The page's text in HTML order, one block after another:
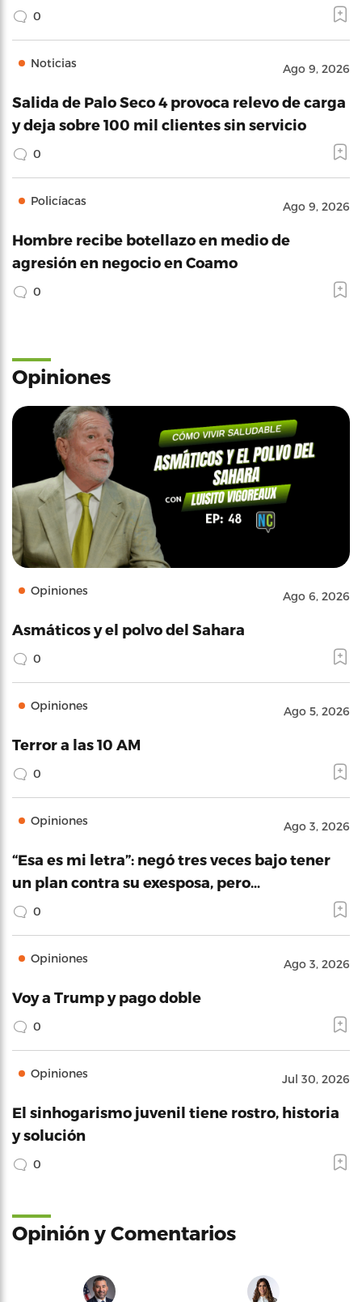
0
Noticias Ago 9, 2026
Salida de Palo Seco 4 provoca relevo de carga
y deja sobre 100 mil clientes sin servicio
0
Policíacas Ago 9, 2026
Hombre recibe botellazo en medio de
agresión en negocio en Coamo
0
Opiniones
Opiniones Ago 6, 2026
Asmáticos y el polvo del Sahara
0
Opiniones Ago 5, 2026
Terror a las 10 AM
0
Opiniones Ago 3, 2026
“Esa es mi letra”: negó tres veces bajo tener
un plan contra su exesposa, pero…
0
Opiniones Ago 3, 2026
Voy a Trump y pago doble
0
Opiniones Jul 30, 2026
El sinhogarismo juvenil tiene rostro, historia
y solución
0
Opinión y Comentarios